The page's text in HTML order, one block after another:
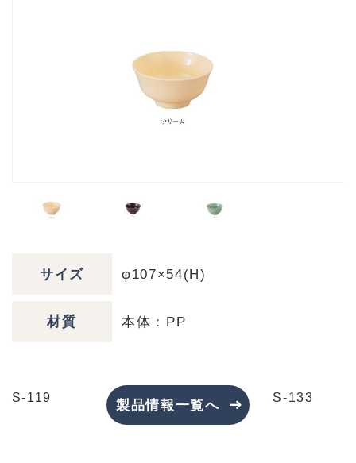
サイズ φ107×54(H)
材質 本体：PP
S-119
製品情報一覧へ
S-133